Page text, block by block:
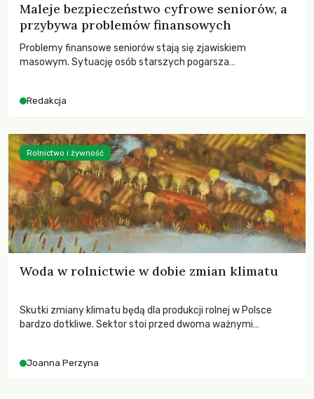
Maleje bezpieczeństwo cyfrowe seniorów, a
przybywa problemów finansowych
Problemy finansowe seniorów stają się zjawiskiem
masowym. Sytuację osób starszych pogarsza
Redakcja
Woda w rolnictwie w dobie zmian klimatu
Skutki zmiany klimatu będą dla produkcji rolnej w Polsce
bardzo dotkliwe. Sektor stoi przed dwoma ważnymi
zachodzących zmian klimatycznych. Wymagać to będzie
Joanna Perzyna
Rolnictwo i żywność